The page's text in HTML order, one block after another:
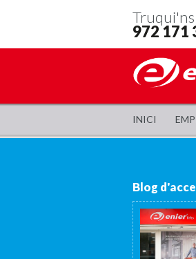
Truqui'ns
972 171
INICI
Blog